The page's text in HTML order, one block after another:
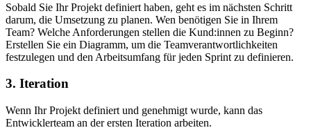
Sobald Sie Ihr Projekt definiert haben, geht es im nächsten Schritt
darum, die Umsetzung zu planen. Wen benötigen Sie in Ihrem
Team? Welche Anforderungen stellen die Kund:innen zu Beginn?
Erstellen Sie ein Diagramm, um die Teamverantwortlichkeiten
festzulegen und den Arbeitsumfang für jeden Sprint zu definieren.
3. Iteration
Wenn Ihr Projekt definiert und genehmigt wurde, kann das
Entwicklerteam an der ersten Iteration arbeiten.